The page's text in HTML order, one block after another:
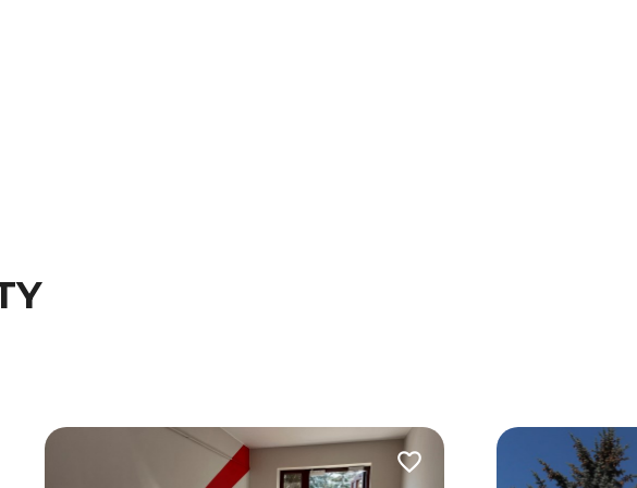
ulubionych Dodaj do ulubionych